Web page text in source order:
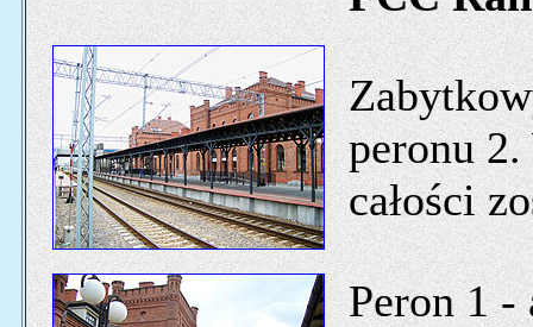
peronu
całości
Peron 1 -